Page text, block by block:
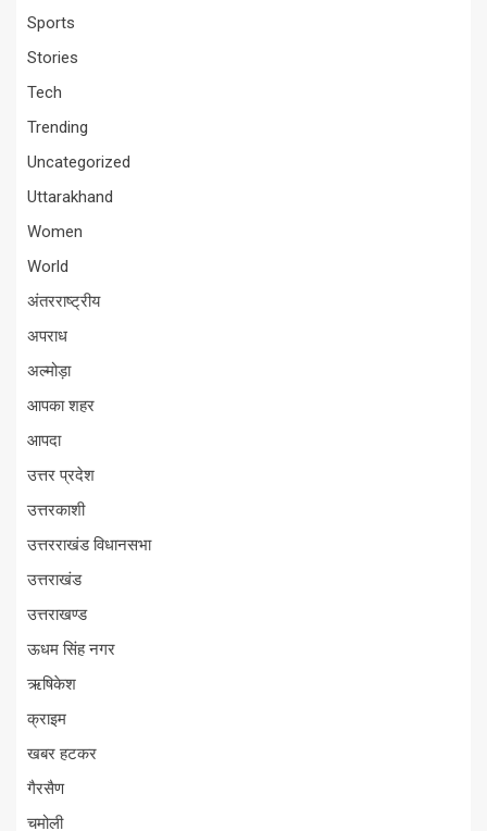
Sports
Stories
Tech
Trending
Uncategorized
Uttarakhand
Women
World
अंतरराष्ट्रीय
अपराध
अल्मोड़ा
आपका शहर
आपदा
उत्तर प्रदेश
उत्तरकाशी
उत्तरराखंड विधानसभा
उत्तराखंड
उत्तराखण्ड
ऊधम सिंह नगर
ऋषिकेश
क्राइम
खबर हटकर
गैरसैण
चमोली